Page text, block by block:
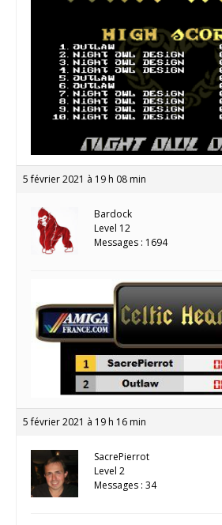
5 février 2021 à 19 h 08 min
Bardock
Level 12
Messages : 1694
5 février 2021 à 19 h 16 min
SacrePierrot
Level 2
Messages : 34